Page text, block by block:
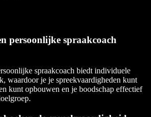
persoonlijke spraakcoach
spraakcoach biedt individuele
waardoor je je spreekvaardigheden kunt
kunt opbouwen en je boodschap effectief